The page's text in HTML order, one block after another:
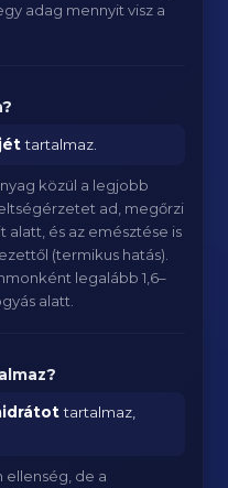
adag mennyit visz a
tartalmaz.
közül a legjobb
ad, megőrzi
és az emésztése is
(termikus hatás).
legalább 1,6–
alatt.
tartalmaz,
ellenség, de a